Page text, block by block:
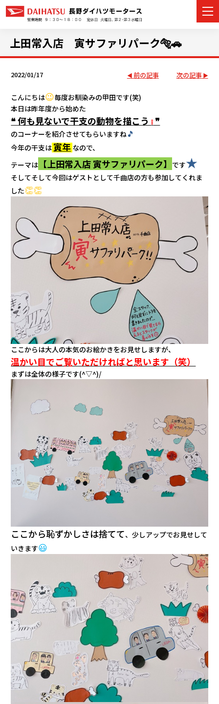
カーラインナップ
展示車・試乗車
店舗情報
ご購入者サポート
アフターサポート
会社情報
上田常入店 寅サファリパーク🐅🚗
2022/01/17 前の記事 次の記事
こんにちは😉毎度お馴染みの甲田です(笑)
本日は昨年度から始めた
❝ 何も見ないで干支の動物を描こう❕ ❞
のコーナーを紹介させてもらいますね🎵
今年の干支は寅年なので、
テーマは 【上田常入店 寅サファリパーク】 です★
そしてそして今回はゲストとして千曲店の方も参加してくれま
した👏👏
ここからは大人の本気のお絵かきをお見せしますが、
温かい目でご覧いただければと思います（笑）
まずは全体の様子です(^▽^)/
ここから恥ずかしさは捨てて、少しアップでお見せして
いきます😃